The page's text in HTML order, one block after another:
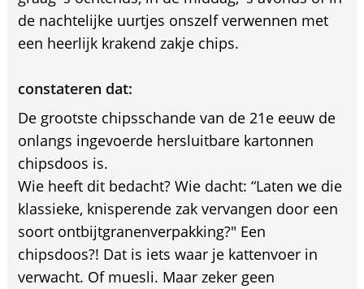
de nachtelijke uurtjes onszelf verwennen met
een heerlijk krakend zakje chips.
constateren dat:
De grootste chipsschande van de 21e eeuw de
onlangs ingevoerde hersluitbare kartonnen
chipsdoos is.
Wie heeft dit bedacht? Wie dacht: “Laten we die
klassieke, knisperende zak vervangen door een
soort ontbijtgranenverpakking?" Een
chipsdoos?! Dat is iets waar je kattenvoer in
verwacht. Of muesli. Maar zeker geen